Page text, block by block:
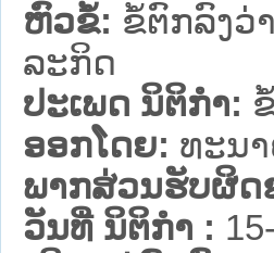
ຫົວຂໍ້: ຂໍ້​ຕົກ​ລົງ​ວ່
ລະ​ກິດ
ປະເພດ ນິຕິກໍາ:
ອອກໂດຍ: ທະນ
ພາກສ່ວນຮັບຜິດ
ວັນທີ່ ນິຕິກໍາ :